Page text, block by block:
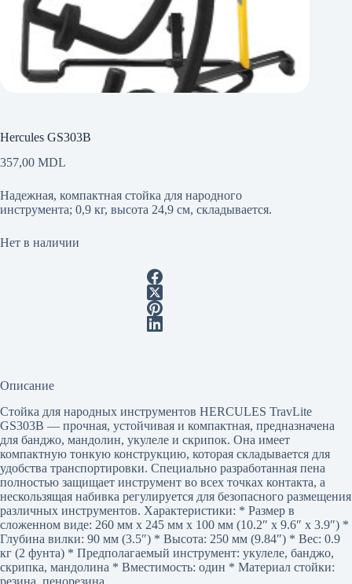
Hercules GS303B
357,00 MDL
Надежная, компактная стойка для народного
инструмента; 0,9 кг, высота 24,9 см, складывается.
Нет в наличии
Описание
Стойка для народных инструментов HERCULES TravLite
GS303B — прочная, устойчивая и компактная, предназначена
для банджо, мандолин, укулеле и скрипок. Она имеет
компактную тонкую конструкцию, которая складывается для
удобства транспортировки. Специально разработанная пена
полностью защищает инструмент во всех точках контакта, а
нескользящая набивка регулируется для безопасного размещения
различных инструментов. Характеристики: * Размер в
сложенном виде: 260 мм x 245 мм x 100 мм (10.2″ x 9.6″ x 3.9″) *
Глубина вилки: 90 мм (3.5″) * Высота: 250 мм (9.84″) * Вес: 0.9
кг (2 фунта) * Предполагаемый инструмент: укулеле, банджо,
скрипка, мандолина * Вместимость: один * Материал стойки: